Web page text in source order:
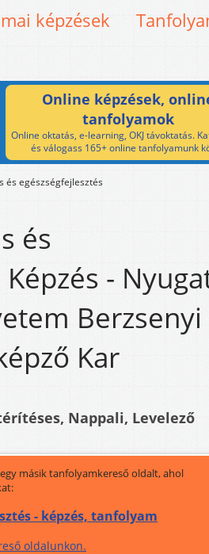
képzések
Online képzések,
tanfolyamok
Online oktatás, e-learning, OKJ távoktatás.
és válogass 165+ online tanfolyamunk
és egészségfejlesztés
és
-
Berzsenyi
Kar
Nappali, Levelező
másik tanfolyamkereső oldalt, ahol
- képzés, tanfolyam
oldalunkon.